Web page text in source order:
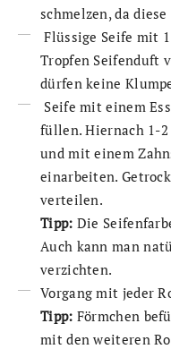
schmelzen, da
Flüssige Seife mit
Tropfen Seifenduft
dürfen keine
Seife mit einem
füllen. Hiernach 1-
und mit einem
einarbeiten.
verteilen.
Tipp: Die
Auch kann man
verzichten.
Vorgang mit jeder
Tipp: Förmchen
mit den weiteren